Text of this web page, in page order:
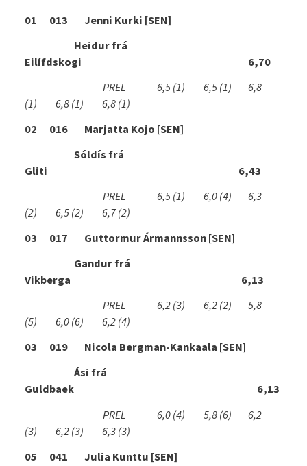
01 013 Jenni Kurki [SEN]
Heidur frá
Eilífdskogi 6,70
PREL 6,5(1) 6,5(1) 6,8
(1) 6,8(1) 6,8(1)
02 016 Marjatta Kojo [SEN]
Sóldís frá
Gliti 6,43
PREL 6,5(1) 6,0(4) 6,3
(2) 6,5(2) 6,7(2)
03 017 Guttormur Ármannsson [SEN]
Gandur frá
Vikberga 6,13
PREL 6,2(3) 6,2(2) 5,8
(5) 6,0(6) 6,2(4)
03 019 Nicola Bergman-Kankaala [SEN]
Ási frá
Guldbaek 6,13
PREL 6,0(4) 5,8(6) 6,2
(3) 6,2(3) 6,3(3)
05 041 Julia Kunttu [SEN]